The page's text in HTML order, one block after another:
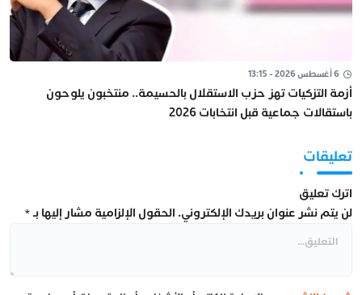
6 أغسطس 2026 - 13:15
أزمة التزكيات تهز حزب الاستقلال بالحسيمة.. منتخبون يلوحون
باستقالات جماعية قبل انتخابات 2026
تعليقات
اترك تعليق
لن يتم نشر عنوان بريدك الإلكتروني. الحقول الإلزامية مشار إليها بـ*